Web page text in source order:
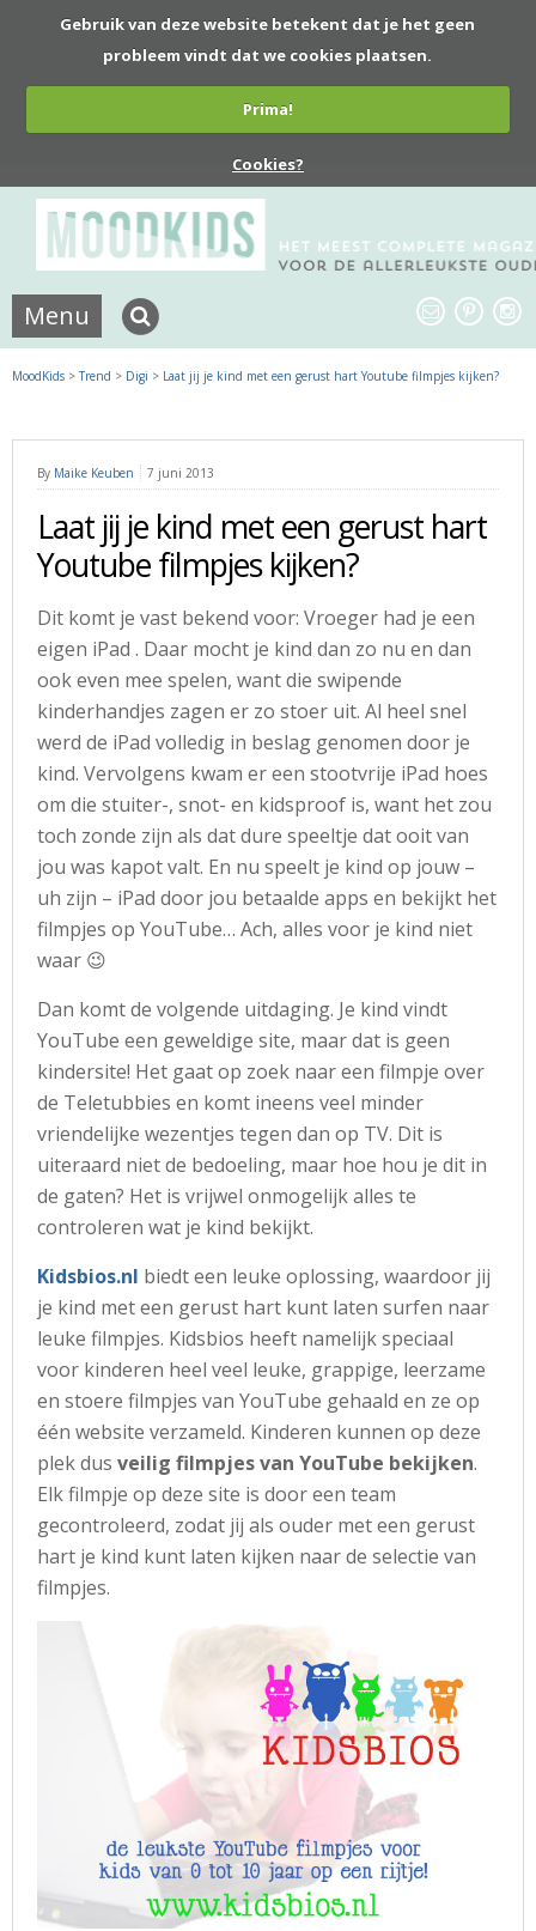
Gebruik van deze website betekent dat je het geen
probleem vindt dat we cookies plaatsen.
Prima!
Cookies?
Menu
MoodKids >Trend > Digi > Laat jij je kind met een gerust hart Youtube filmpjes kijken?
By Maike Keuben 7 juni 2013
Laat jij je kind met een gerust hart
Youtube filmpjes kijken?
Dit komt je vast bekend voor: Vroeger had je een
eigen iPad . Daar mocht je kind dan zo nu en dan
ook even mee spelen, want die swipende
kinderhandjes zagen er zo stoer uit. Al heel snel
werd de iPad volledig in beslag genomen door je
kind. Vervolgens kwam er een stootvrije iPad hoes
om die stuiter-, snot- en kidsproof is, want het zou
toch zonde zijn als dat dure speeltje dat ooit van
jou was kapot valt. En nu speelt je kind op jouw –
uh zijn – iPad door jou betaalde apps en bekijkt het
filmpjes op YouTube… Ach, alles voor je kind niet
waar 😉
Dan komt de volgende uitdaging. Je kind vindt
YouTube een geweldige site, maar dat is geen
kindersite! Het gaat op zoek naar een filmpje over
de Teletubbies en komt ineens veel minder
vriendelijke wezentjes tegen dan op TV. Dit is
uiteraard niet de bedoeling, maar hoe hou je dit in
de gaten? Het is vrijwel onmogelijk alles te
controleren wat je kind bekijkt.
Kidsbios.nl biedt een leuke oplossing, waardoor jij
je kind met een gerust hart kunt laten surfen naar
leuke filmpjes. Kidsbios heeft namelijk speciaal
voor kinderen heel veel leuke, grappige, leerzame
en stoere filmpjes van YouTube gehaald en ze op
één website verzameld. Kinderen kunnen op deze
plek dus veilig filmpjes van YouTube bekijken.
Elk filmpje op deze site is door een team
gecontroleerd, zodat jij als ouder met een gerust
hart je kind kunt laten kijken naar de selectie van
filmpjes.